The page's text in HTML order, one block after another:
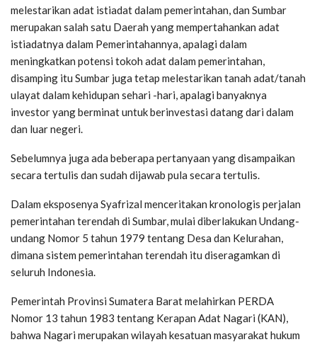
melestarikan adat istiadat dalam pemerintahan, dan Sumbar
merupakan salah satu Daerah yang mempertahankan adat
istiadatnya dalam Pemerintahannya, apalagi dalam
meningkatkan potensi tokoh adat dalam pemerintahan,
disamping itu Sumbar juga tetap melestarikan tanah adat/tanah
ulayat dalam kehidupan sehari -hari, apalagi banyaknya
investor yang berminat untuk berinvestasi datang dari dalam
dan luar negeri.
Sebelumnya juga ada beberapa pertanyaan yang disampaikan
secara tertulis dan sudah dijawab pula secara tertulis.
Dalam eksposenya Syafrizal menceritakan kronologis perjalan
pemerintahan terendah di Sumbar, mulai diberlakukan Undang-
undang Nomor 5 tahun 1979 tentang Desa dan Kelurahan,
dimana sistem pemerintahan terendah itu diseragamkan di
seluruh Indonesia.
Pemerintah Provinsi Sumatera Barat melahirkan PERDA
Nomor 13 tahun 1983 tentang Kerapan Adat Nagari (KAN),
bahwa Nagari merupakan wilayah kesatuan masyarakat hukum